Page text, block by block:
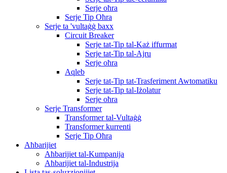
Serje oħra
Serje Tip Oħra
Serje ta 'vultaġġ baxx
Circuit Breaker
Serje tat-Tip tal-Każ iffurmat
Serje tat-Tip tal-Ajru
Serje oħra
Aqleb
Serje tat-Tip tat-Trasferiment Awtomatiku
Serje tat-Tip tal-Iżolatur
Serje oħra
Serje Transformer
Transformer tal-Vultaġġ
Transformer kurrenti
Serje Tip Oħra
Aħbarijiet
Aħbarijiet tal-Kumpanija
Aħbarijiet tal-Industrija